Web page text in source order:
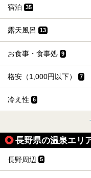
宿泊 35
露天風呂 13
お食事・食事処 9
格安（1,000円以下） 7
冷え性 6
長野県の温泉エリ
長野周辺 5